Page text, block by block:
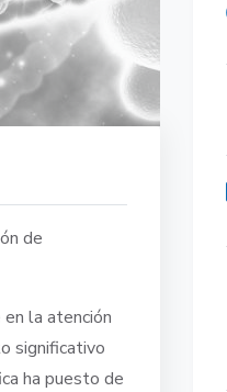
de
la atención
significativo
ha puesto de